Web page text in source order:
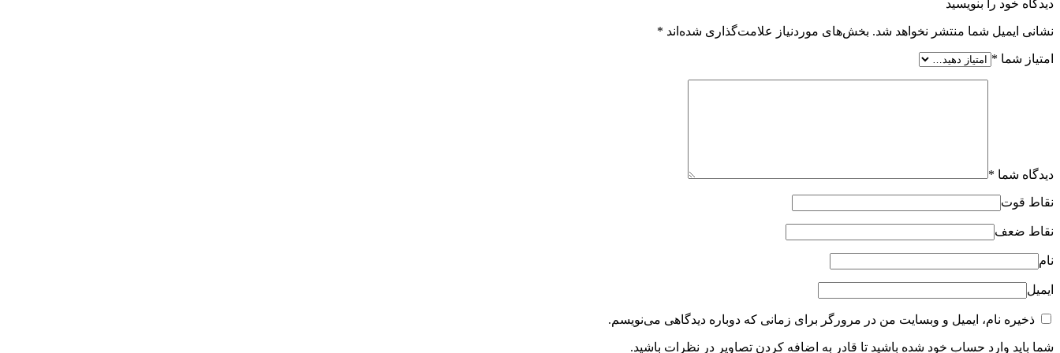
دیدگاه خود را بنویسید
نشانی ایمیل شما منتشر نخواهد شد. بخش‌های موردنیاز علامت‌گذاری شده‌اند *
امتیاز شما *
دیدگاه شما *
نقاط قوت
نقاط ضعف
نام
ایمیل
ذخیره نام، ایمیل و وبسایت من در مرورگر برای زمانی که دوباره دیدگاهی می‌نویسم.
شما باید وارد حساب خود شده باشید تا قادر به اضافه کردن تصاویر در نظرات باشید.